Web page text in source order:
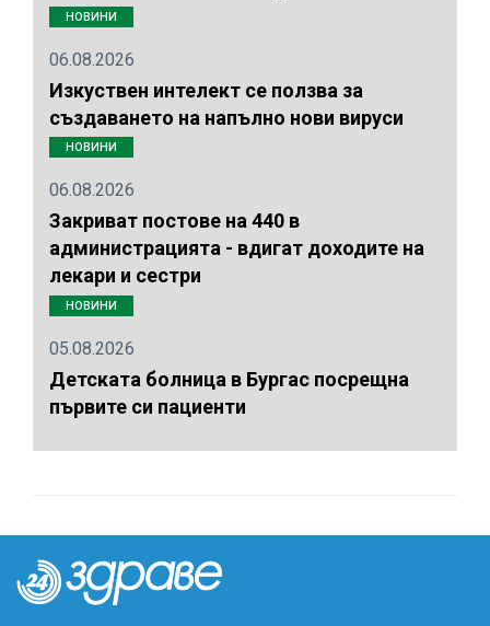
НОВИНИ
06.08.2026
Изкуствен интелект се ползва за
създаването на напълно нови вируси
НОВИНИ
06.08.2026
Закриват постове на 440 в
администрацията - вдигат доходите на
лекари и сестри
НОВИНИ
05.08.2026
Детската болница в Бургас посрещна
първите си пациенти